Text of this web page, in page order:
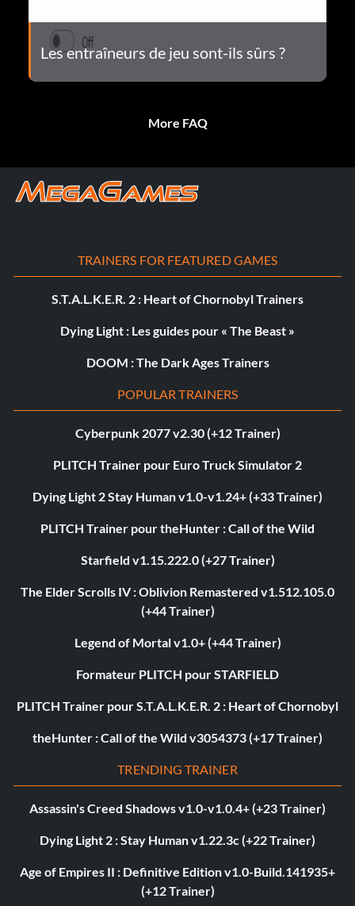
Les entraîneurs de jeu sont-ils sûrs ?
More FAQ
TRAINERS FOR FEATURED GAMES
S.T.A.L.K.E.R. 2 : Heart of Chornobyl Trainers
Dying Light : Les guides pour « The Beast »
DOOM : The Dark Ages Trainers
POPULAR TRAINERS
Cyberpunk 2077 v2.30 (+12 Trainer)
PLITCH Trainer pour Euro Truck Simulator 2
Dying Light 2 Stay Human v1.0-v1.24+ (+33 Trainer)
PLITCH Trainer pour theHunter : Call of the Wild
Starfield v1.15.222.0 (+27 Trainer)
The Elder Scrolls IV : Oblivion Remastered v1.512.105.0
(+44 Trainer)
Legend of Mortal v1.0+ (+44 Trainer)
Formateur PLITCH pour STARFIELD
PLITCH Trainer pour S.T.A.L.K.E.R. 2 : Heart of Chornobyl
theHunter : Call of the Wild v3054373 (+17 Trainer)
TRENDING TRAINER
Assassin's Creed Shadows v1.0-v1.0.4+ (+23 Trainer)
Dying Light 2 : Stay Human v1.22.3c (+22 Trainer)
Age of Empires II : Definitive Edition v1.0-Build.141935+
(+12 Trainer)